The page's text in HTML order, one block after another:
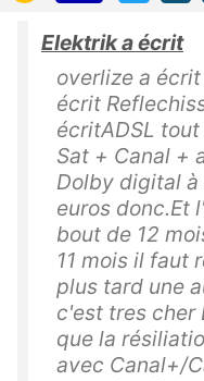
Elektrik a écrit
overlize a
écrit
écritADSL
Sat + Canal +
Dolby digital
euros donc.Et
bout de 12
11 mois il faut
plus tard une
c'est tres cher
que la
avec Canal+/